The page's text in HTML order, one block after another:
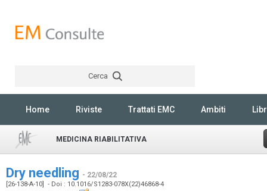
Cerca
Home Riviste Trattati EMC Ambiti
MEDICINA RIABILITATIVA
Dry needling - 22/08/22
[26-138-A-10] - Doi : 10.1016/S1283-078X(22)46868-4